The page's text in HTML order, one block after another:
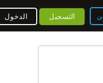
الدخول التسجيل